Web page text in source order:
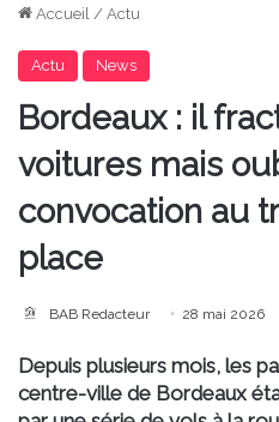
Accueil / Actu
Actu News
Bordeaux : il
voitures mais
convocation au
place
BAB Redacteur 28 mai 2026
Depuis plusieurs mois, les
centre-ville de Bordeaux